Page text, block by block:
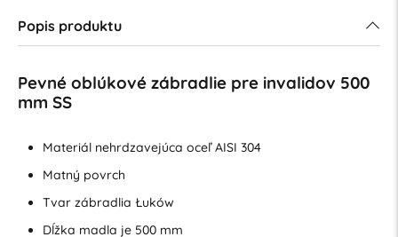
Popis produktu
Pevné oblúkové zábradlie pre invalidov 500
mm SS
Materiál nehrdzavejúca oceľ AISI 304
Matný povrch
Tvar zábradlia Łuków
Dĺžka madla je 500 mm